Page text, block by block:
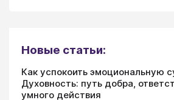
Новые статьи:
Как успокоить эмоциональную
Духовность: путь добра,
умного действия